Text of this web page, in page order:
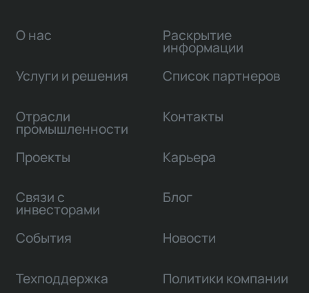
О нас
Услуги и решения
Отрасли
промышленности
Проекты
Связи с
инвесторами
Раскрытие
информации
Список партнеров
Контакты
Карьера
Блог
События Новости
Техподдержка Политики компании